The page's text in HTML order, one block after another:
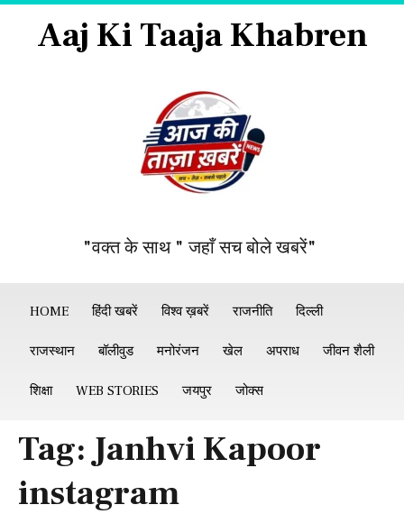
Aaj Ki Taaja Khabren
"वक्त के साथ " जहाँ सच बोले खबरें"
HOME हिंदी खबरें विश्व ख़बरें राजनीति दिल्ली
राजस्थान बॉलीवुड मनोरंजन खेल अपराध जीवन शैली
शिक्षा WEB STORIES जयपुर जोक्स
Tag:Janhvi Kapoor
instagram